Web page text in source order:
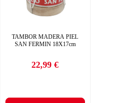
TAMBOR MADERA PIEL
SAN FERMIN 18X17cm
Precio
22,99 €